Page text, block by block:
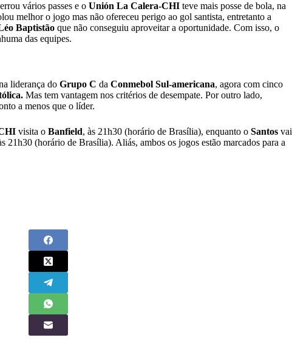
vários passes e o Unión La Calera-CHI teve mais posse de bola, na
melhor o jogo mas não ofereceu perigo ao gol santista, entretanto a
Baptistão que não conseguiu aproveitar a oportunidade. Com isso, o
das equipes.
liderança do Grupo C da Conmebol Sul-americana, agora com cinco
Mas tem vantagem nos critérios de desempate. Por outro lado,
a menos que o líder.
visita o Banfield, às 21h30 (horário de Brasília), enquanto o Santos vai
21h30 (horário de Brasília). Aliás, ambos os jogos estão marcados para a